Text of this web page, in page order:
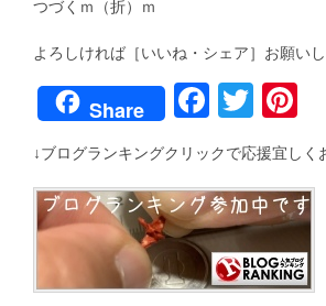
つづくｍ（折）ｍ
よろしければ［いいね・シェア］お願い
Share
F
c
e
b
o
T
wi
tt
er
nt
e
st
↓ブログランキングクリックで応援宜しく